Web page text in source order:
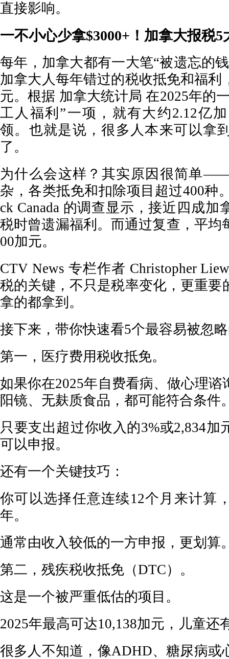
直接影响。
一不小心少拿$3000+！加拿大报税
每年，加拿大都有一大笔“被遗忘的
加拿大人每年错过的税收抵免和福利
元。根据 加拿大统计局 在2025年的
工人福利”一项，就有大约2.12亿
领。也就是说，很多人本来可以拿
了。
为什么会这样？其实原因很简单
杂，各类抵免和扣除项目超过400种
ck Canada 的调查显示，接近四成加
税时曾遗漏福利。而通过复查，平均
00加元。
CTV News 专栏作者 Christopher
税的关键，不只是税率变化，更重要
拿的都拿到。
接下来，带你快速看5个最容易被忽
第一，医疗费用税收抵免。
如果你在2025年自费看病、做心理谘
阳镜、无麸质食品，都可能符合条件
只要支出超过你收入的3%或2,834加
可以申报。
还有一个关键技巧：
你可以选择任意连续12个月来计算
年。
通常由收入较低的一方申报，更划算
第二，残疾税收抵免（DTC）。
这是一个被严重低估的项目。
2025年最高可达10,138加元，儿童还
很多人不知道，像ADHD、糖尿病或